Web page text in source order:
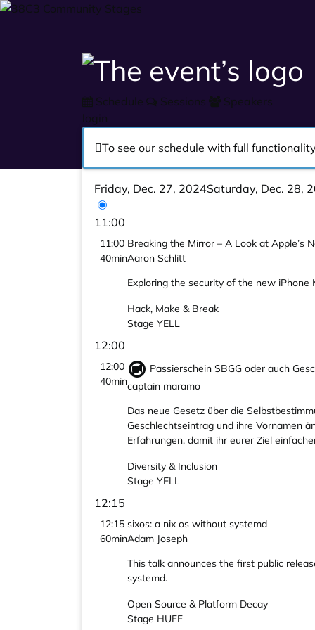
Schedule Sessions
Speakers
login
To see our schedule with full
Friday, Dec. 27, 2024Saturday, Dec. 28,
11:00
11:00
40min
Breaking the Mirror – A Look at Apple’s
Aaron Schlitt
Exploring the security of the new
Hack, Make & Break
Stage YELL
12:00
12:00
40min
Passierschein SBGG oder auch
captain maramo
Das neue Gesetz über die
Geschlechtseintrag und ihre Vornamen
Erfahrungen, damit ihr eurer Ziel
Diversity & Inclusion
Stage YELL
12:15
12:15
60min
sixos: a nix os without systemd
Adam Joseph
This talk announces the first public
systemd.
Open Source & Platform Decay
Stage HUFF